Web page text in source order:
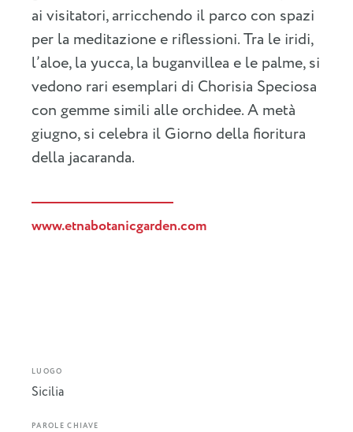
ai visitatori, arricchendo il parco con spazi
per la meditazione e riflessioni. Tra le iridi,
l’aloe, la yucca, la buganvillea e le palme, si
vedono rari esemplari di Chorisia Speciosa
con gemme simili alle orchidee. A metà
giugno, si celebra il Giorno della fioritura
della jacaranda.
www.etnabotanicgarden.com
LUOGO
Sicilia
PAROLE CHIAVE